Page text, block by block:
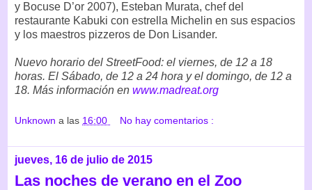
y Bocuse D’or 2007), Esteban Murata, chef del
restaurante Kabuki con estrella Michelin en sus espacios
y los maestros pizzeros de Don Lisander.
Nuevo horario del StreetFood: el viernes, de 12 a 18
horas. El Sábado, de 12 a 24 hora y el domingo, de 12 a
18. Más información en www.madreat.org
Unknown a las 16:00 No hay comentarios :
jueves, 16 de julio de 2015
Las noches de verano en el Zoo